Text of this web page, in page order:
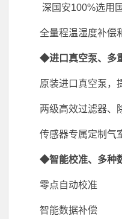
深国安100%选用
全量程温湿度补偿
◆进口真空泵、多
原装进口真空泵，
两级高效过滤器、
传感器专属定制气
◆智能校准、多种
零点自动校准
智能数据补偿